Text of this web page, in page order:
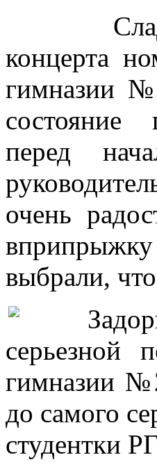
концерта
гимназии
состояние
перед
очень
выбрали,
серьезной
гимназии
до самого
студентки